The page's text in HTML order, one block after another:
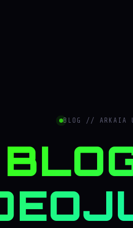
BLOG // ARKAIA